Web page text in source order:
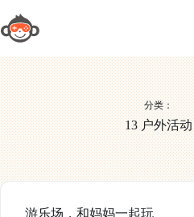
至
内
容
分类：
13 户外活动
游乐场，和妈妈一起玩